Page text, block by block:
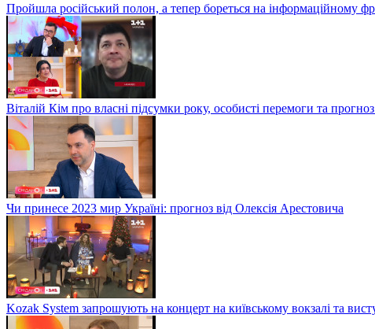
Пройшла російський полон, а тепер бореться на інформаційному
Віталій Кім про власні підсумки року, особисті перемоги та
Чи принесе 2023 мир Україні: прогноз від Олексія Арестовича
Kozak System запрошують на концерт на київському вокзалі та